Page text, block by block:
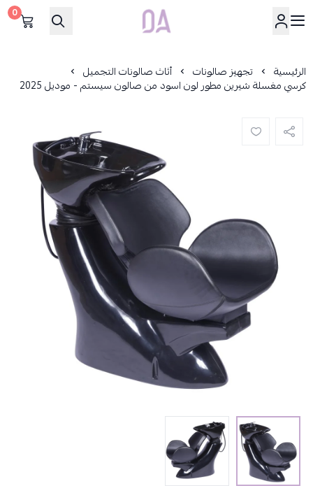
Dar Alamirat
0
الرئيسية تجهيز صالونات أثاث صالونات التجميل
كرسي مغسلة شيرين مطور لون اسود من صالون سيستم - موديل 2025